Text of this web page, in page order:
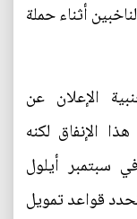
أثناء حملة
الإعلان عن
الإنفاق لكنه
سبتمبر أيلول
قواعد تمويل